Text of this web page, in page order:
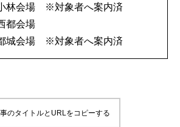
林会場 ※対象者へ案内済
都会場
城会場 ※対象者へ案内済
のタイトルとURLをコピーする